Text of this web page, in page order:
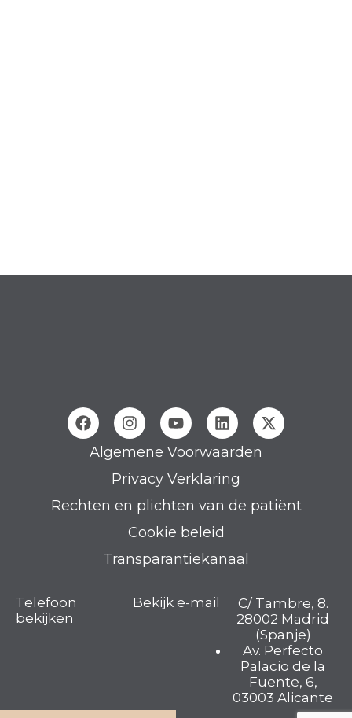
Algemene Voorwaarden
Privacy Verklaring
Rechten en plichten van de patiënt
Cookie beleid
Transparantiekanaal
Telefoon
bekijken
Bekijk e-mail
C/ Tambre, 8.
28002 Madrid
(Spanje)
Av. Perfecto
Palacio de la
Fuente, 6,
03003 Alicante